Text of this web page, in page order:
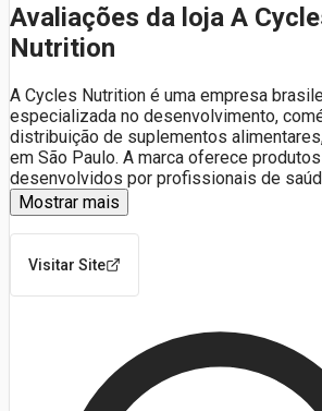
Avaliações da loja A
Nutrition
A Cycles Nutrition é uma empresa
especializada no desenvolvimento,
distribuição de suplementos
em São Paulo. A marca oferece produtos
desenvolvidos por profissionais de
Mostrar mais
Visitar Site